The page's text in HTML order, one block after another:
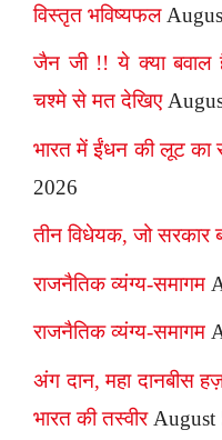
विस्तृत भविष्यफल
जैन जी !! ये क्या बवाल
चश्मे से मत देखिए
भारत में ईंधन की लूट का
2026
तीन विधेयक, जो
राजनैतिक व्यंग्य-समागम
राजनैतिक व्यंग्य-समागम
अंग दान, महा दानबीस
भारत की तस्वीर August